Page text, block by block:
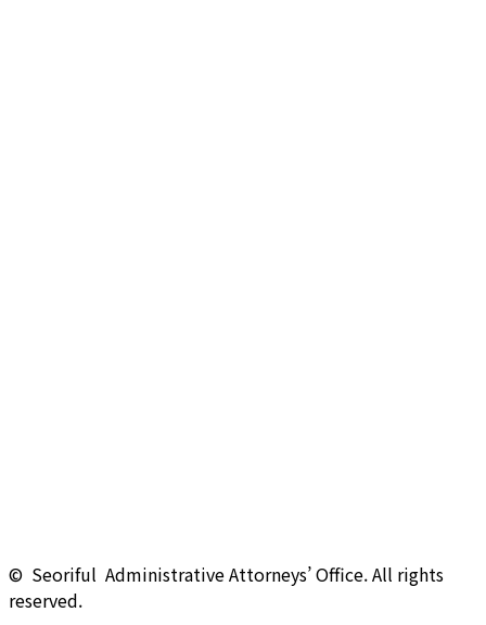
© Seoriful Administrative Attorneys’ Office. All rights
reserved.